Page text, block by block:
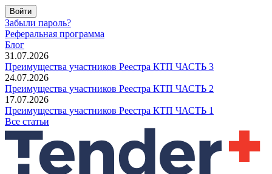
Войти
Забыли пароль?
Реферальная программа
Блог
31.07.2026
Преимущества участников Реестра КТП ЧАСТЬ 3
24.07.2026
Преимущества участников Реестра КТП ЧАСТЬ 2
17.07.2026
Преимущества участников Реестра КТП ЧАСТЬ 1
Все статьи